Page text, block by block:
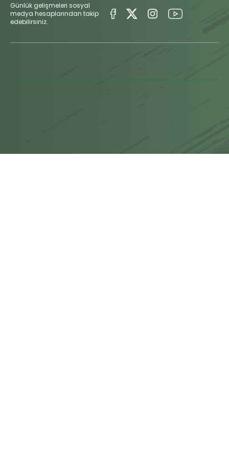
Günlük gelişmeleri sosyal
medya hesaplarından takip
edebilirsiniz.